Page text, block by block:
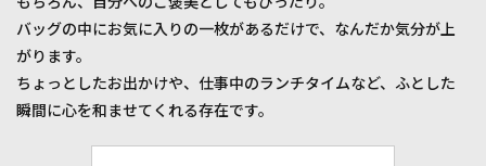
バッグの中にお気に入りの一枚があるだけで、なんだか気分が上
がります。
ちょっとしたお出かけや、仕事中のランチタイムなど、ふとした
瞬間に心を和ませてくれる存在です。